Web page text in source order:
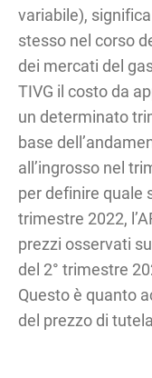
variabile),
stesso nel corso
dei mercati del
TIVG il costo da
un determinato
base
all’ingrosso nel
per definire quale
trimestre 2022,
prezzi osservati
del 2° trimestre
Questo è quanto
del prezzo di